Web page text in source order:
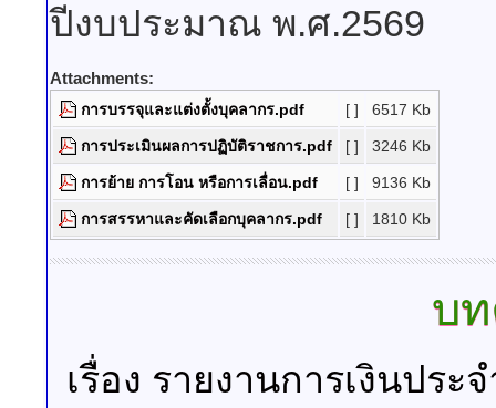
ปีงบประมาณ พ.ศ.2569
Attachments:
การบรรจุและแต่งตั้งบุคลากร.pdf [ ] 6517 Kb
การประเมินผลการปฏิบัติราชการ.pdf [ ] 3246 Kb
การย้าย การโอน หรือการเลื่อน.pdf [ ] 9136 Kb
การสรรหาและคัดเลือกบุคลากร.pdf [ ] 1810 Kb
บ
เรื่อง รายงานการเงินปร